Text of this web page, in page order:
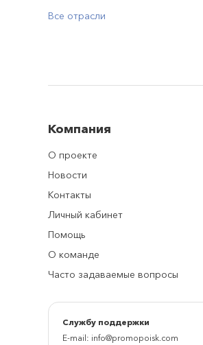
Все отрасли
Компания
О проекте
Новости
Контакты
Личный кабинет
Помощь
О команде
Часто задаваемые вопросы
Cлужбу поддержки
E-mail: info@promopoisk.com